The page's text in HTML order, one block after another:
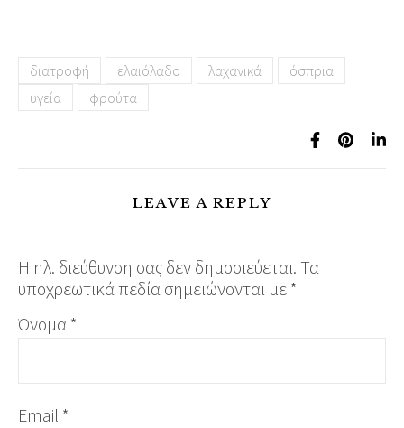
διατροφή ελαιόλαδο λαχανικά
όσπρια
υγεία
φρούτα
LEAVE A REPLY
Η ηλ. διεύθυνση σας δεν δημοσιεύεται. Τα
υποχρεωτικά πεδία σημειώνονται με *
Όνομα *
Email *